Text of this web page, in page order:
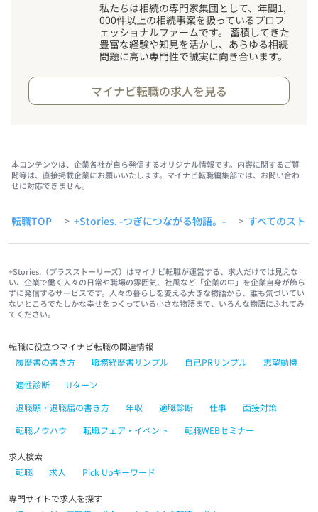
私たちは相続の専門家集団として、年間1,
000件以上の相続事案を扱っているプロフ
ェッショナルファームです。 蓄積してきた
豊富な経験や知見を活かし、あらゆる相続
問題に高い専門性で誠実に向き合います。
マイナビ転職の求人を見る
本コンテンツは、企業各社が自ら発信するオリジナル情報です。内容に関するご質
問等は、直接掲載企業にお願いいたします。マイナビ転職編集部では、お問い合わ
せに対応できません。
転職TOP > +Stories. -つぎにつながる物語。- > すべてのスト
+Stories.（プラスストーリーズ）はマイナビ転職が運営する、求人だけでは見えな
い、企業で働く人々の日常や職場の雰囲気、社風など「企業の中」を企業自身が飾ら
ずに発信するサービスです。人々の暮らしを変える大きな物語から、誰も気づいてい
ないところでたしかな幸せをつくっている小さな物語まで、いろんな物語にふれてみ
てください。
転職に役立つマイナビ転職の関連情報
履歴書の書き方
職務経歴書サンプル 自己PRサンプル
志望動機
適性診断
Uターン
退職願・退職届の書き方
年収 適職診断 仕事
面接対策
転職ノウハウ
転職フェア・イベント 転職WEBセミナー
求人検索
転職
求人 Pick Upキーワード
専門サイトで求人を探す